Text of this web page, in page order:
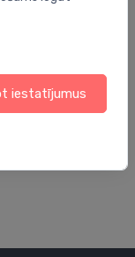
iestatījumus